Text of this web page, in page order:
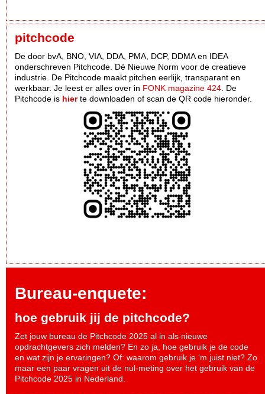
pitchcode
De door bvA, BNO, VIA, DDA, PMA, DCP, DDMA en IDEA
onderschreven Pitchcode. Dè Nieuwe Norm voor de creatieve
industrie. De Pitchcode maakt pitchen eerlijk, transparant en
werkbaar. Je leest er alles over in FONK magazine 424 . De
Pitchcode is hierte downloaden of scan de QR code hieronder.
Bureau-enquete:
hoe gebruik jij de pitchcode?
Zet jouw bureau de Pitchcode 2025 al in als nieuwe
opdrachtgevers zich melden? En zo ja, hoe gebruik je de code
en wat zijn je ervaringen? Of: waarom gebruik je ‘m juist niet? Zo
maar een paar vragen uit de nul-meting over het gebruik van de
Pitchcode 2025 in Nederland.